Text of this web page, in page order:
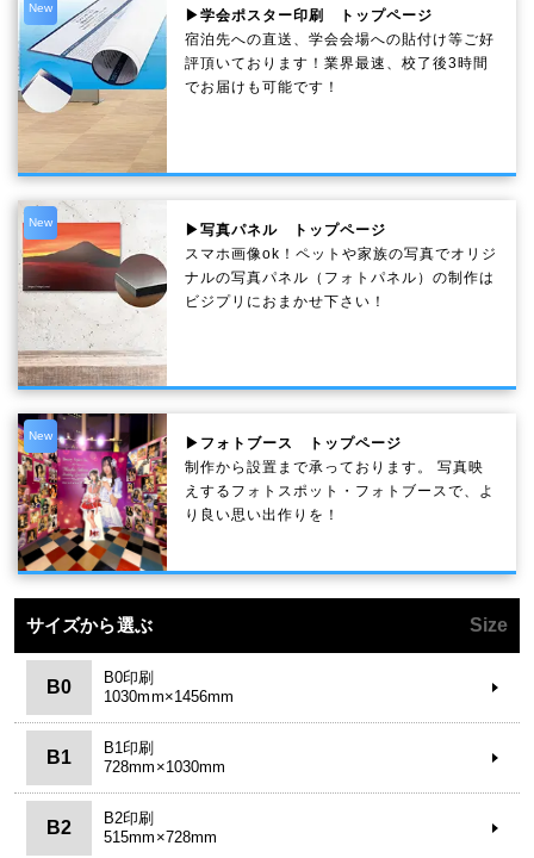
New
▶学会ポスター印刷 トップページ
宿泊先への直送、学会会場への貼付け等ご好
評頂いております！業界最速、校了後3時間
でお届けも可能です！
New
▶写真パネル トップページ
スマホ画像ok！ペットや家族の写真でオリジ
ナルの写真パネル（フォトパネル）の制作は
ビジプリにおまかせ下さい！
New
▶フォトブース トップページ
制作から設置まで承っております。 写真映
えするフォトスポット・フォトブースで、よ
り良い思い出作りを！
サイズから選ぶ Size
B0
B0印刷
1030mm×1456mm
B1
B1印刷
728mm×1030mm
B2
B2印刷
515mm×728mm